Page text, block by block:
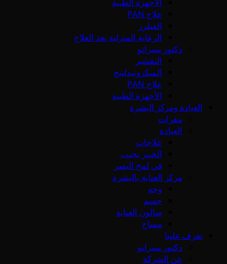
الأجهزة الطبية
علاج PAN
الفيلرز
الرعاية المنزلية بعد العلاج
دكتور سيرانو
التقشير
الميكرونيدلينج
علاج PAN
الأجهزة الطبية
العيادة ومركز البشرة
مقرات
العيادة
علاجات
الخبير يجيب
في لمح البصر
مركز العناية بالبشرة
وجه
جسم
صالون العناية
مساج
تعرف علينا
دكتور سيرانو
عن الشركة